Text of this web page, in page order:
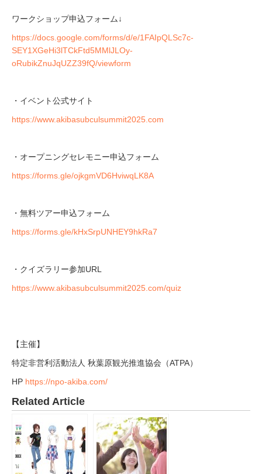
ワークショップ申込フォーム↓
https://docs.google.com/forms/d/e/1FAIpQLSc7c-
SEY1XGeHi3lTCkFtd5MMlJLOy-
oRubikZnuJqUZZ39fQ/viewform
・イベント公式サイト
https://www.akibasubculsummit2025.com
・オープニングセレモニー申込フォーム
https://forms.gle/ojkgmVD6HviwqLK8A
・無料ツアー申込フォーム
https://forms.gle/kHxSrpUNHEY9hkRa7
・クイズラリー参加URL
https://www.akibasubculsummit2025.com/quiz
【主催】
特定非営利活動法人 秋葉原観光推進協会（ATPA）
HP https://npo-akiba.com/
Related Article